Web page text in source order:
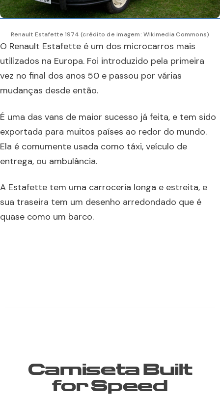
Renault Estafette 1974 (crédito de imagem: Wikimedia Commons)
O Renault Estafette é um dos microcarros mais
utilizados na Europa. Foi introduzido pela primeira
vez no final dos anos 50 e passou por várias
mudanças desde então.
É uma das vans de maior sucesso já feita, e tem sido
exportada para muitos países ao redor do mundo.
Ela é comumente usada como táxi, veículo de
entrega, ou ambulância.
A Estafette tem uma carroceria longa e estreita, e
sua traseira tem um desenho arredondado que é
quase como um barco.
Camiseta Built
for Speed